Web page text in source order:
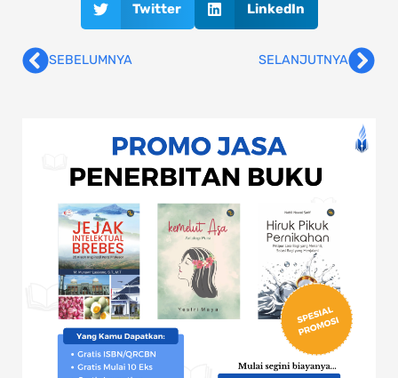
Twitter LinkedIn
PrevSEBELUMNYA SELANJUTNYA